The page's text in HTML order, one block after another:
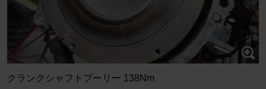
クランクシャフトプーリー 138Nm